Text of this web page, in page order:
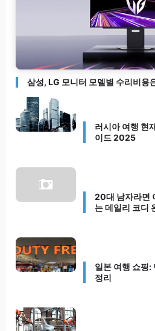
삼성, LG 모니터 모델별 수리비용
러시아 여행 현
이드 2025
20대 남자라면
는 데일리 코디
일본 여행 쇼핑:
정리